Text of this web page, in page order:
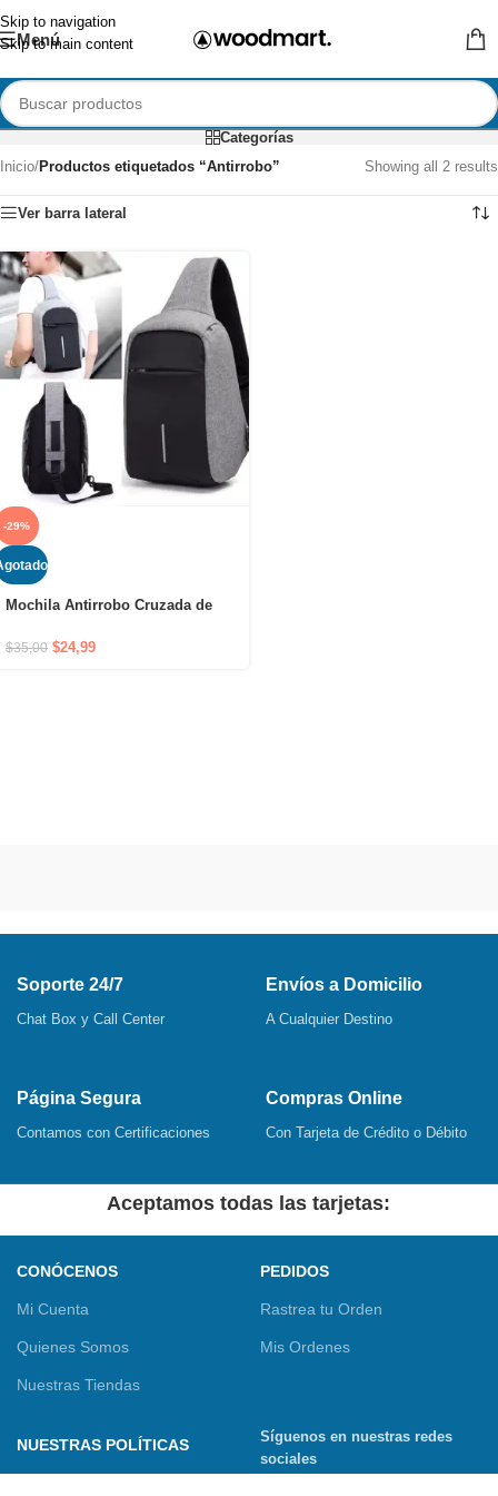
Skip to navigation
Skip to main content
Menú
Categorías
Inicio/Productos etiquetados “Antirrobo” Showing all 2 results
Ver barra lateral
-29%
Mochila Antirrobo Cruzada de
USB y Cierre Oculto
$35,00 $24,99
Soporte 24/7
Chat Box y Call Center
Envíos a Domicilio
A Cualquier Destino
Página Segura
Contamos con Certificaciones
Compras Online
Con Tarjeta de Crédito o Débito
Aceptamos todas las tarjetas:
CONÓCENOS
Mi Cuenta
Quienes Somos
Nuestras Tiendas
PEDIDOS
Rastrea tu Orden
Mis Ordenes
NUESTRAS POLÍTICAS
Síguenos en nuestras redes
sociales